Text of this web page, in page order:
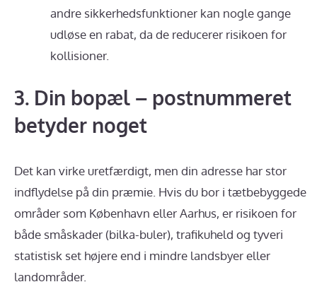
andre sikkerhedsfunktioner kan nogle gange
udløse en rabat, da de reducerer risikoen for
kollisioner.
3. Din bopæl – postnummeret
betyder noget
Det kan virke uretfærdigt, men din adresse har stor
indflydelse på din præmie. Hvis du bor i tætbebyggede
områder som København eller Aarhus, er risikoen for
både småskader (bilka-buler), trafikuheld og tyveri
statistisk set højere end i mindre landsbyer eller
landområder.